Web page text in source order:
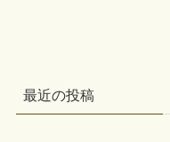
最近の投稿